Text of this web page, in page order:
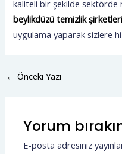
kaliteli bir şekilde sektörde
beylikdüzü temizlik şirketleri
uygulama yaparak sizlere
← Önceki Yazı
Yorum
E-posta adresiniz